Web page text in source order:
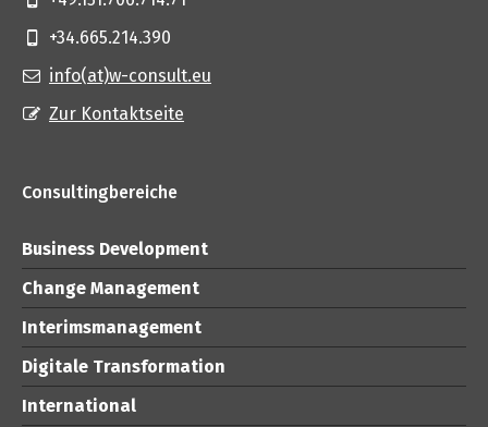
+34.665.214.390
info(at)w-consult.eu
Zur Kontaktseite
Consultingbereiche
Business Development
Change Management
Interimsmanagement
Digitale Transformation
International